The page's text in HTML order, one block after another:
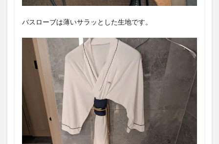
バスローブは薄いサラッとした生地です。